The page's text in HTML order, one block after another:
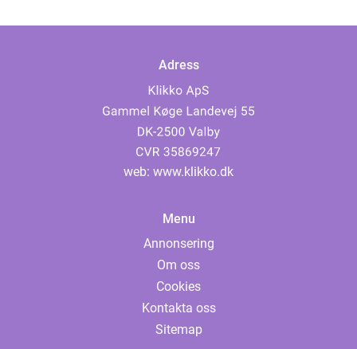
Adress
web: www.klikko.dk
Menu
Annonsering
Om oss
Cookies
Kontakta oss
Sitemap